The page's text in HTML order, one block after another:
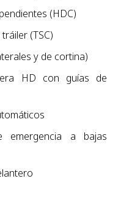
(HDC)
(TSC)
y de cortina)
HD con guías de
emergencia a bajas